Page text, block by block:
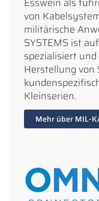
von
militärische
SYSTEMS ist
spezialisiert
Herstellung von
Kleinserien.
Mehr über MIL-